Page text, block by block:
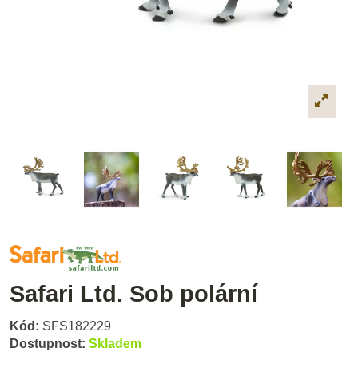
Safari Ltd. Sob polární
Kód: SFS182229
Dostupnost: Skladem